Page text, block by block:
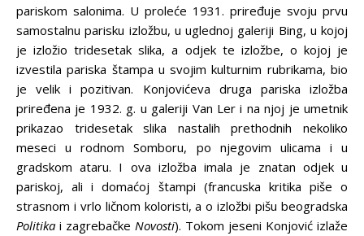
pariskom salonima. U proleće 1931. priređuje svoju prvu
samostalnu parisku izložbu, u uglednoj galeriji Bing, u kojoj
je izložio tridesetak slika, a odjek te izložbe, o kojoj je
izvestila pariska štampa u svojim kulturnim rubrikama, bio
je velik i pozitivan. Konjovićeva druga pariska izložba
priređena je 1932. g. u galeriji Van Ler i na njoj je umetnik
prikazao tridesetak slika nastalih prethodnih nekoliko
meseci u rodnom Somboru, po njegovim ulicama i u
gradskom ataru. I ova izložba imala je znatan odjek u
pariskoj, ali i domaćoj štampi (francuska kritika piše o
strasnom i vrlo ličnom koloristi, a o izložbi pišu beogradska
Politika i zagrebačke Novosti). Tokom jeseni Konjović izlaže